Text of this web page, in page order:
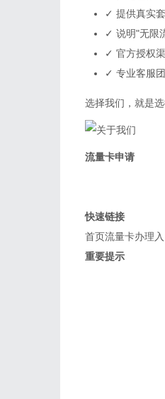
✓ 提供真实
✓ 说明"无限
✓ 官方授权
✓ 专业客服
选择我们，就是
流量卡申请
快速链接
首页流量卡办理入
重要提示